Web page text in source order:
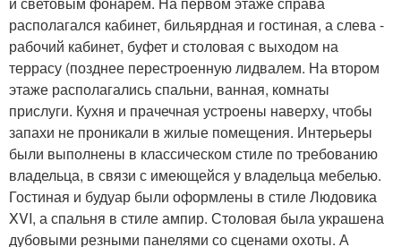
располагался кабинет, бильярдная и гостиная, а слева -
рабочий кабинет, буфет и столовая с выходом на
террасу (позднее перестроенную лидвалем. На втором
этаже располагались спальни, ванная, комнаты
прислуги. Кухня и прачечная устроены наверху, чтобы
запахи не проникали в жилые помещения. Интерьеры
были выполнены в классическом стиле по требованию
владельца, в связи с имеющейся у владельца мебелью.
Гостиная и будуар были оформлены в стиле Людовика
XVI, а спальня в стиле ампир. Столовая была украшена
дубовыми резными панелями со сценами охоты. А